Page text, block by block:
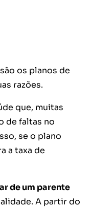
os planos de
razões.
que, muitas
de faltas no
se o plano
a taxa de
de um parente
A partir do